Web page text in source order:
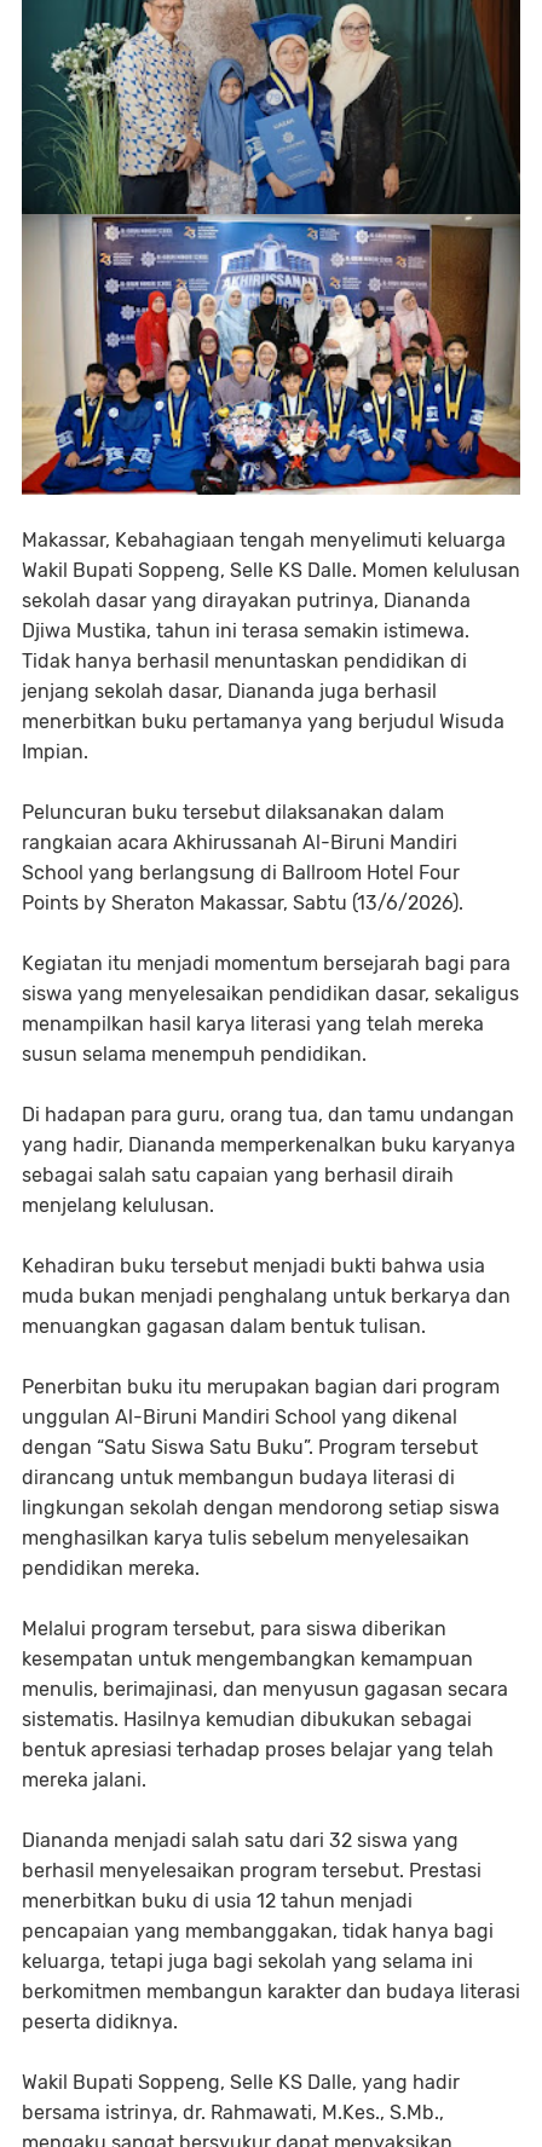
Makassar, Kebahagiaan tengah menyelimuti keluarga
Wakil Bupati Soppeng, Selle KS Dalle. Momen kelulusan
sekolah dasar yang dirayakan putrinya, Diananda
Djiwa Mustika, tahun ini terasa semakin istimewa.
Tidak hanya berhasil menuntaskan pendidikan di
jenjang sekolah dasar, Diananda juga berhasil
menerbitkan buku pertamanya yang berjudul Wisuda
Impian.
Peluncuran buku tersebut dilaksanakan dalam
rangkaian acara Akhirussanah Al-Biruni Mandiri
School yang berlangsung di Ballroom Hotel Four
Points by Sheraton Makassar, Sabtu (13/6/2026).
Kegiatan itu menjadi momentum bersejarah bagi para
siswa yang menyelesaikan pendidikan dasar, sekaligus
menampilkan hasil karya literasi yang telah mereka
susun selama menempuh pendidikan.
Di hadapan para guru, orang tua, dan tamu undangan
yang hadir, Diananda memperkenalkan buku karyanya
sebagai salah satu capaian yang berhasil diraih
menjelang kelulusan.
Kehadiran buku tersebut menjadi bukti bahwa usia
muda bukan menjadi penghalang untuk berkarya dan
menuangkan gagasan dalam bentuk tulisan.
Penerbitan buku itu merupakan bagian dari program
unggulan Al-Biruni Mandiri School yang dikenal
dengan “Satu Siswa Satu Buku”. Program tersebut
dirancang untuk membangun budaya literasi di
lingkungan sekolah dengan mendorong setiap siswa
menghasilkan karya tulis sebelum menyelesaikan
pendidikan mereka.
Melalui program tersebut, para siswa diberikan
kesempatan untuk mengembangkan kemampuan
menulis, berimajinasi, dan menyusun gagasan secara
sistematis. Hasilnya kemudian dibukukan sebagai
bentuk apresiasi terhadap proses belajar yang telah
mereka jalani.
Diananda menjadi salah satu dari 32 siswa yang
berhasil menyelesaikan program tersebut. Prestasi
menerbitkan buku di usia 12 tahun menjadi
pencapaian yang membanggakan, tidak hanya bagi
keluarga, tetapi juga bagi sekolah yang selama ini
berkomitmen membangun karakter dan budaya literasi
peserta didiknya.
Wakil Bupati Soppeng, Selle KS Dalle, yang hadir
bersama istrinya, dr. Rahmawati, M.Kes., S.Mb.,